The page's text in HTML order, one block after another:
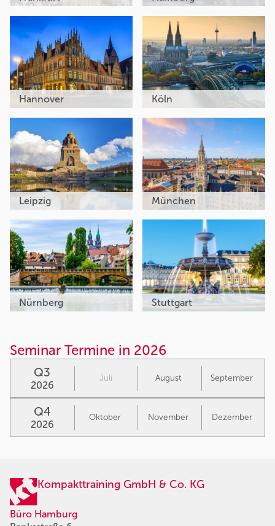
Hannover Köln
Leipzig München
Nürnberg Stuttgart
Seminar Termine in 2026
Q3
2026
Juli August September
Q4
2026
Oktober November Dezember
Kompakttraining GmbH & Co. KG
Büro Hamburg